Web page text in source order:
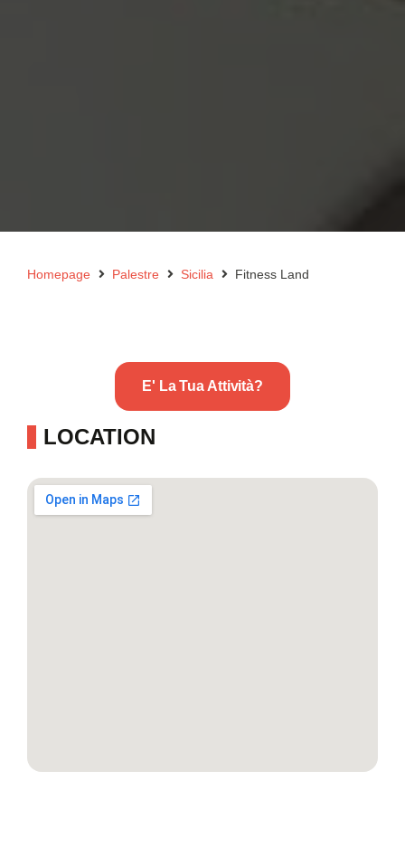
Homepage Palestre Sicilia Fitness Land
E' La Tua Attività?
LOCATION